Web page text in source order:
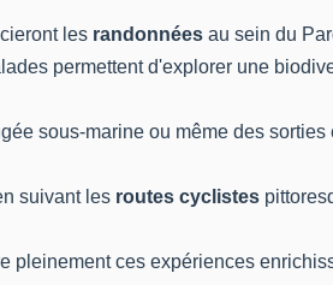
les randonnées au sein du
permettent d'explorer une
sous-marine ou même des
suivant les routes cyclistes
pleinement ces expériences